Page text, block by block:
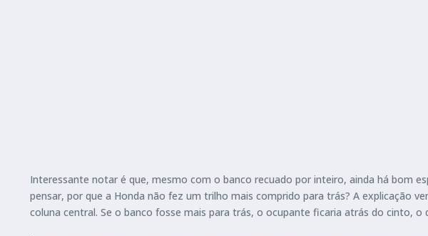
Interessante notar é que, mesmo com o banco recuado por inteiro, ainda há bom
pensar, por que a Honda não fez um trilho mais comprido para trás? A explicação
coluna central. Se o banco fosse mais para trás, o ocupante ficaria atrás do cinto, o